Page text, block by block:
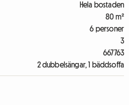
Hela bostaden
80 m²
6 personer
3
667763
2 dubbelsängar, 1 bäddsoffa